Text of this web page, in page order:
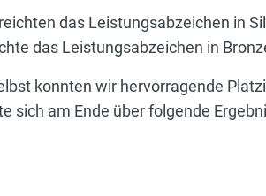
das Leistungsabzeichen in
das Leistungsabzeichen in
konnten wir hervorragende
sich am Ende über folgende